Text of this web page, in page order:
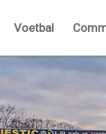
Voetbal